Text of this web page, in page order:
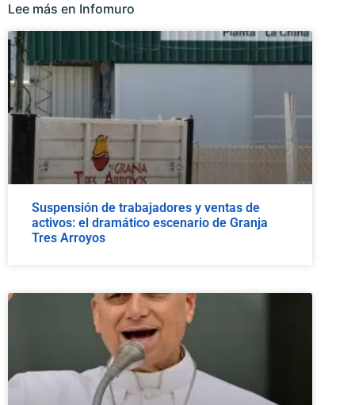
Lee más en Infomuro
Suspensión de trabajadores y ventas de
activos: el dramático escenario de Granja
Tres Arroyos